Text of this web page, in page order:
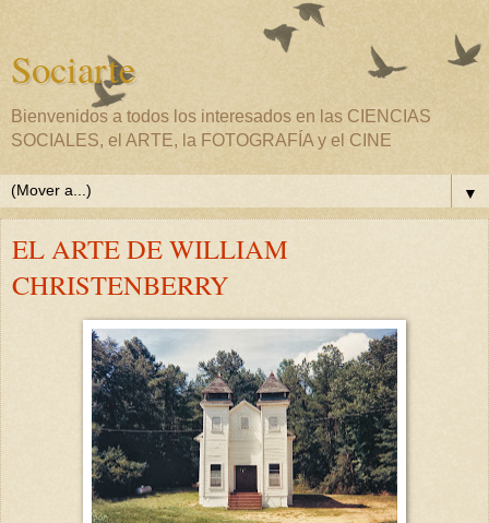
Sociarte
Bienvenidos a todos los interesados en las CIENCIAS
SOCIALES, el ARTE, la FOTOGRAFÍA y el CINE
▼
EL ARTE DE WILLIAM
CHRISTENBERRY